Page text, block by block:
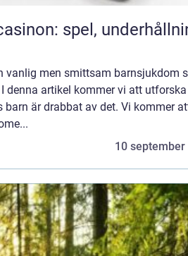
spel,
vanlig men smittsam barnsjukdom
denna artikel kommer vi att
är drabbat av det. Vi kommer
10 september